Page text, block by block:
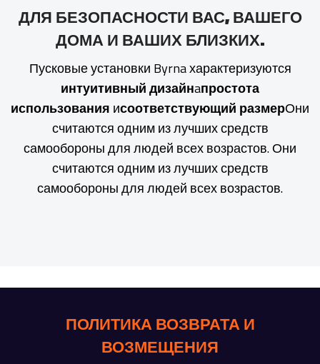
ДЛЯ БЕЗОПАСНОСТИ ВАС, ВАШЕГО
ДОМА И ВАШИХ БЛИЗКИХ.
Пусковые установки Byrna характеризуются
интуитивный дизайнaпростота
использования исоответствующий размерОни
считаются одним из лучших средств
самообороны для людей всех возрастов. Они
считаются одним из лучших средств
самообороны для людей всех возрастов.
ПОЛИТИКА ВОЗВРАТА И
ВОЗМЕЩЕНИЯ